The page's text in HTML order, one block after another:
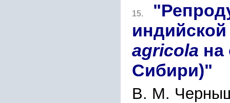
15.
agricola на
Сибири)"
В. М.